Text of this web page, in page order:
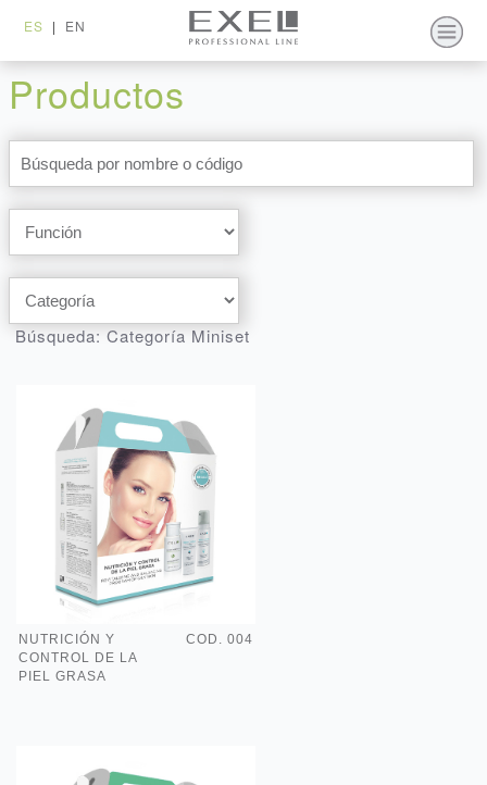
ES | EN
Productos
Búsqueda: Categoría Miniset
NUTRICIÓN Y
CONTROL DE LA
PIEL GRASA
COD. 004